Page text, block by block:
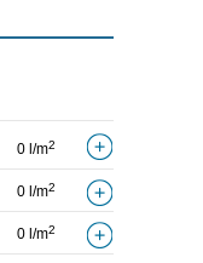
0 l/m2
0 l/m2
0 l/m2